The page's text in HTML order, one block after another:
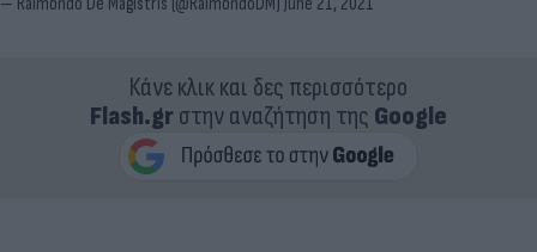
Κάνε κλικ και δες περισσότερο
Flash.grστην αναζήτηση της Google